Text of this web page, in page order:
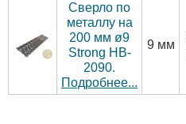
Сверло по
металлу на
200 мм ø9
Strong HB-
2090.
Подробнее...
9 мм